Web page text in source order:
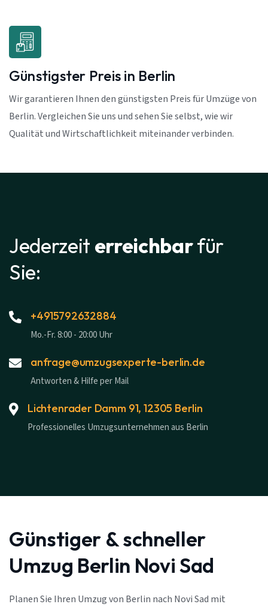
Günstigster Preis in Berlin
Wir garantieren Ihnen den günstigsten Preis für Umzüge von
Berlin. Vergleichen Sie uns und sehen Sie selbst, wie wir
Qualität und Wirtschaftlichkeit miteinander verbinden.
Jederzeit erreichbarfür
Sie:
+4915792632884
Mo.-Fr. 8:00 - 20:00 Uhr
anfrage@umzugsexperte-berlin.de
Antworten & Hilfe per Mail
Lichtenrader Damm 91, 12305 Berlin
Professionelles Umzugsunternehmen aus Berlin
Günstiger & schneller
Umzug Berlin Novi Sad
Planen Sie Ihren Umzug von Berlin nach Novi Sad mit